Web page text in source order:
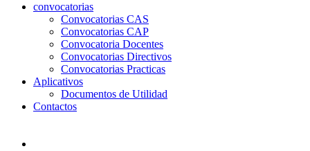
convocatorias
Convocatorias CAS
Convocatorias CAP
Convocatoria Docentes
Convocatorias Directivos
Convocatorias Practicas
Aplicativos
Documentos de Utilidad
Contactos